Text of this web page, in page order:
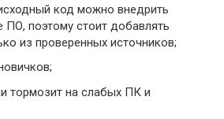
код можно внедрить
ПО, поэтому стоит добавлять
из проверенных источников;
тормозит на слабых ПК и